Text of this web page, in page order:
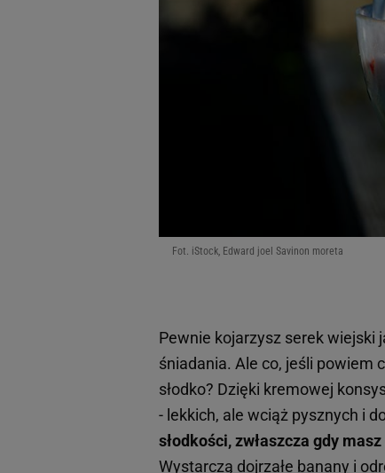
Fot. iStock, Edward joel Savinon moreta
Pewnie kojarzysz serek wiejski
śniadania. Ale co, jeśli powiem
słodko? Dzięki kremowej
- lekkich, ale wciąż pysznych i
słodkości, zwłaszcza gdy
Wystarczą dojrzałe banany i